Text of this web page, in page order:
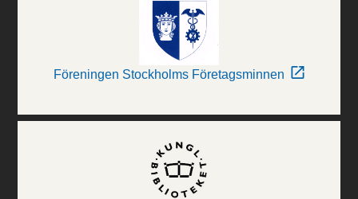
Föreningen Stockholms Företagsminnen